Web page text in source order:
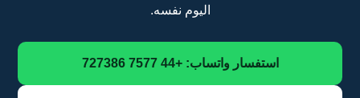
اليوم نفسه.
استفسار واتساب: +44 7577 727386